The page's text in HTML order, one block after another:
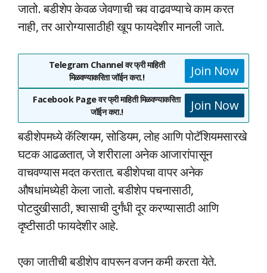
जातो. बडीशेप केवळ जेवणाची चव वाढवण्याचे काम करत
नाही, तर आरोग्यासाठीही खूप फायदेशीर मानली जाते.
Telegram Channel वर फ्री माहिती
मिळवण्याकरिता जॉईन करा.!
Join Now
Facebook Page वर फ्री माहिती मिळवण्याकरिता
जॉईन करा.!
Join Now
बडीशेपमध्ये कॅल्शियम, सोडियम, लोह आणि पोटॅशियमसारखे
घटक आढळतात, जे शरीराला अनेक आजारांपासून
वाचवण्यास मदत करतात. बडीशेपचा वापर अनेक
औषधांमध्येही केला जातो. बडीशेप पचनासाठी,
पोटदुखीसाठी, श्वासाची दुर्गंधी दूर करण्यासाठी आणि
दृष्टीसाठी फायदेशीर आहे.
एका जातीची बडीशेप वापरून वजन कमी करता येते.